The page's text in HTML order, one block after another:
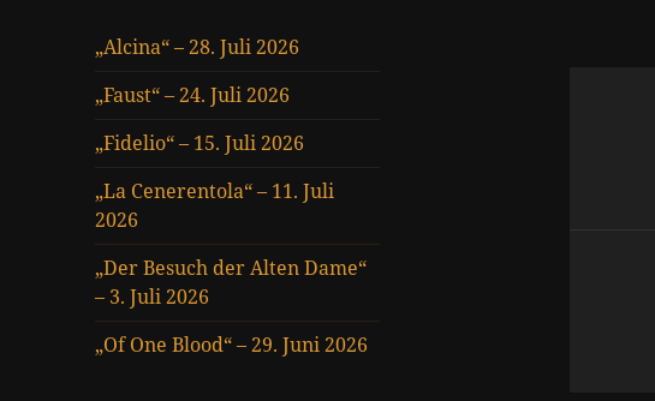
„Alcina“ – 28. Juli 2026
„Faust“ – 24. Juli 2026
„Fidelio“ – 15. Juli 2026
„La Cenerentola“ – 11. Juli
2026
„Der Besuch der Alten Dame“
– 3. Juli 2026
„Of One Blood“ – 29. Juni 2026